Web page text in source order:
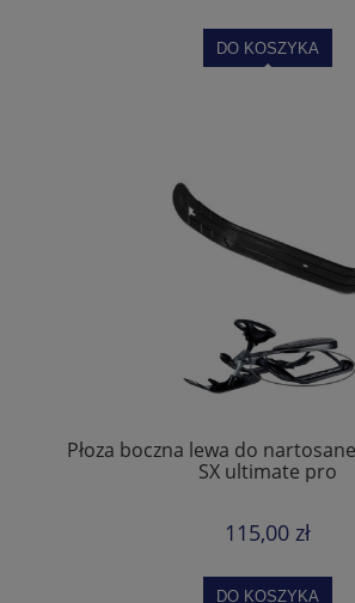
DO KOSZYKA
Płoza boczna lewa do
SX ultimate pro
115,00 zł
DO KOSZYKA